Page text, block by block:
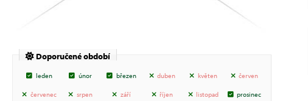
Doporučené období
leden únor březen duben květen červen
červenec srpen září říjen listopad prosinec